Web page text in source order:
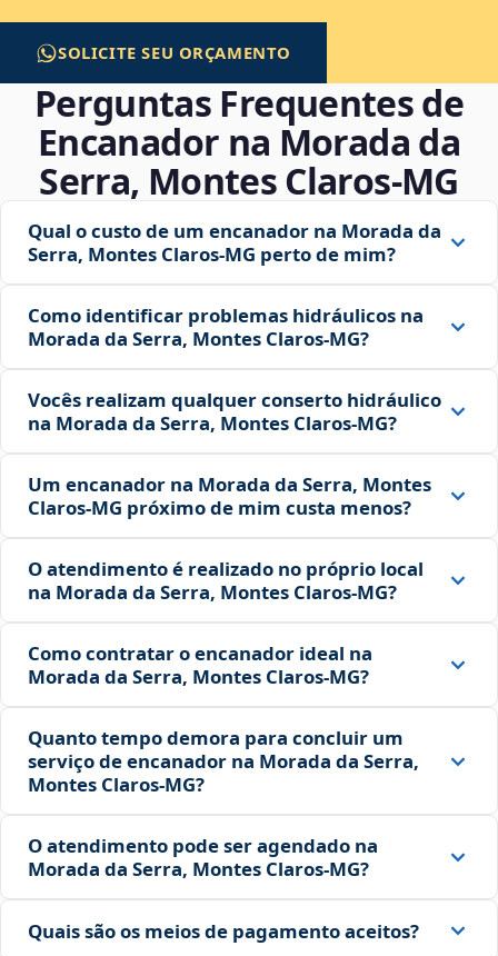
SOLICITE SEU ORÇAMENTO
Perguntas Frequentes de
Encanador na Morada da
Serra, Montes Claros‑MG
Qual o custo de um encanador na Morada da
Serra, Montes Claros‑MG perto de mim?
Como identificar problemas hidráulicos na
Morada da Serra, Montes Claros‑MG?
Vocês realizam qualquer conserto hidráulico
na Morada da Serra, Montes Claros‑MG?
Um encanador na Morada da Serra, Montes
Claros‑MG próximo de mim custa menos?
O atendimento é realizado no próprio local
na Morada da Serra, Montes Claros‑MG?
Como contratar o encanador ideal na
Morada da Serra, Montes Claros‑MG?
Quanto tempo demora para concluir um
serviço de encanador na Morada da Serra,
Montes Claros‑MG?
O atendimento pode ser agendado na
Morada da Serra, Montes Claros‑MG?
Quais são os meios de pagamento aceitos?